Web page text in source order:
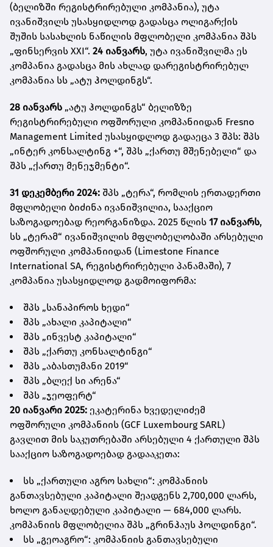
(ბელიზში რეგისტრირებული კომპანია), უტა
ივანიშვილს უსასყიდლოდ გადასცა ოლიგარქის
შუშის სასახლის ნაწილის მფლობელი კომპანია შპს
„ფინსერვის XXI“. 24 იანვარს, უტა ივანიშვილმა ეს
კომპანია გადასცა მის ახლად დარეგისტრირებულ
კომპანია სს „ატუ ჰოლდინგს“.
28 იანვარს „ატუ ჰოლდინგს“ ბელიზზე
რეგისტრირებული ოფშორული კომპანიიდან Fresno
Management Limited უსასყიდლოდ გადაეცა 3 შპს: შპს
„ინტერ კონსალტინგ +“, შპს „ქართუ მშენებელი“ და
შპს „ქართუ მენეჯმენტი“.
31 დეკემბერი 2024: შპს „ტერა“, რომლის ერთადერთი
მფლობელი ბიძინა ივანიშვილია, სააქციო
საზოგადოებად რეორგანიზდა. 2025 წლის 17 იანვარს,
სს „ტერამ“ ივანიშვილის მფლობელობაში არსებული
ოფშორული კომპანიიდან (Limestone Finance
International SA, რეგისტრირებული პანამაში), 7
კომპანია უსასყიდლოდ გადმოიფორმა:
შპს „სანაპიროს ხედი“
შპს „ახალი კაპიტალი“
შპს „ინვესტ კაპიტალი“
შპს „ქართუ კონსალტინგი“
შპს „აბასთუმანი 2019“
შპს „ბლექ სი არენა“
შპს „ჯეოფერტ“
20 იანვარი 2025: ეკატერინა ხვედელიძემ
ოფშორული კომპანიის (GCF Luxembourg SARL)
გავლით მის საკუთრებაში არსებული 4 ქართული შპს
სააქციო საზოგადოებად გადააკეთა:
სს „ქართული აგრო სახლი“: კომპანიის
განთავსებული კაპიტალი შეადგენს 2,700,000 ლარს,
ხოლო განაღდებული კაპიტალი — 684,000 ლარს.
კომპანიის მფლობელია შპს „გრინჰაუს ჰოლდინგი“.
სს „გეოაგრო“: კომპანიის განთავსებული